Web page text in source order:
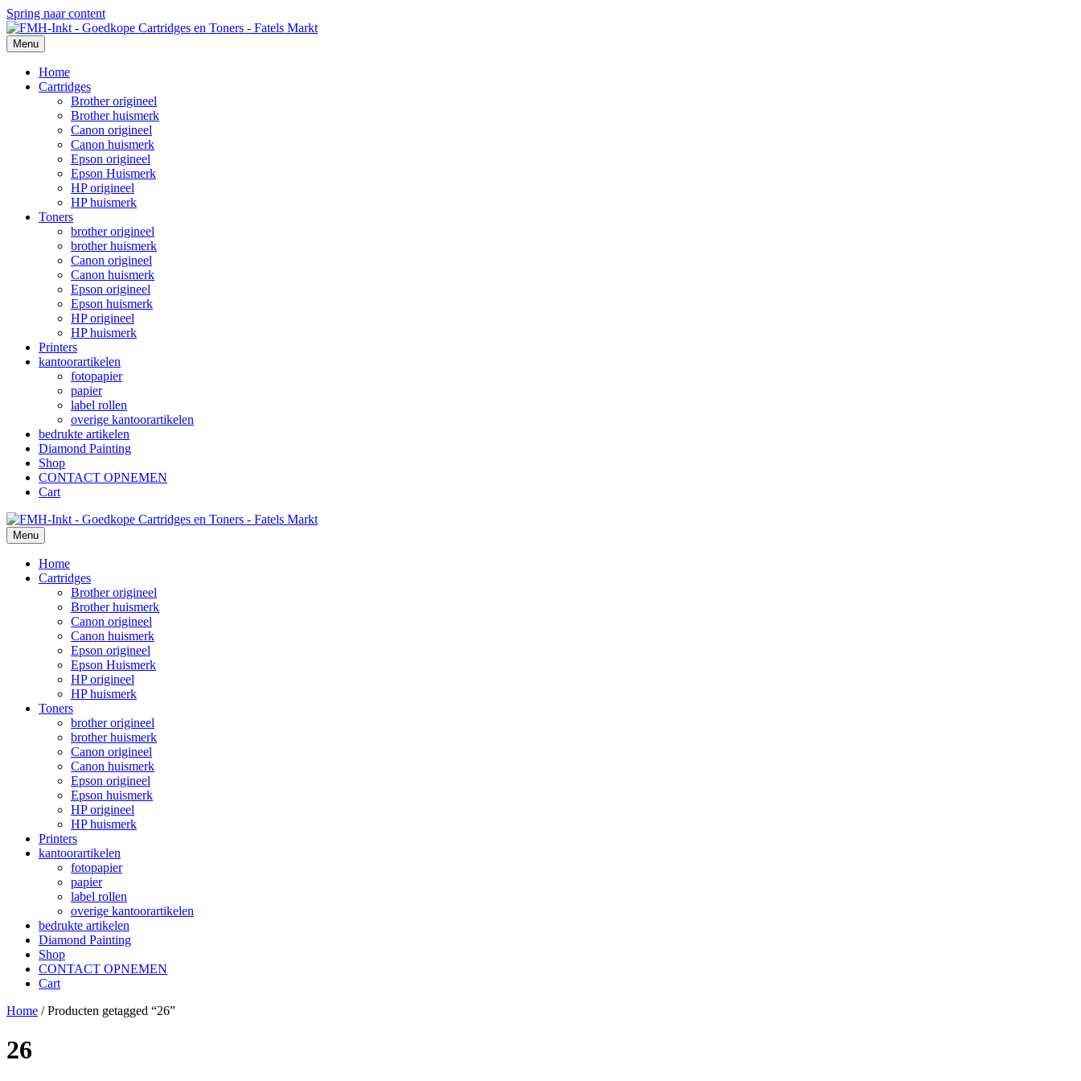
Spring naar content
Menu
Home
Cartridges
Brother origineel
Brother huismerk
Canon origineel
Canon huismerk
Epson origineel
Epson Huismerk
HP origineel
HP huismerk
Toners
brother origineel
brother huismerk
Canon origineel
Canon huismerk
Epson origineel
Epson huismerk
HP origineel
HP huismerk
Printers
kantoorartikelen
fotopapier
papier
label rollen
overige kantoorartikelen
bedrukte artikelen
Diamond Painting
Shop
CONTACT OPNEMEN
Cart
Menu
Home
Cartridges
Brother origineel
Brother huismerk
Canon origineel
Canon huismerk
Epson origineel
Epson Huismerk
HP origineel
HP huismerk
Toners
brother origineel
brother huismerk
Canon origineel
Canon huismerk
Epson origineel
Epson huismerk
HP origineel
HP huismerk
Printers
kantoorartikelen
fotopapier
papier
label rollen
overige kantoorartikelen
bedrukte artikelen
Diamond Painting
Shop
CONTACT OPNEMEN
Cart
Home / Producten getagged “26”
26